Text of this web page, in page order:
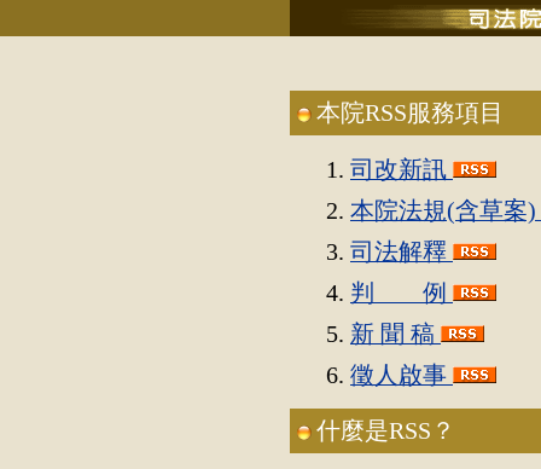
本院RSS服務項目
司改新訊
本院法規(含草案)
司法解釋
判 例
新 聞 稿
徵人啟事
什麼是RSS？